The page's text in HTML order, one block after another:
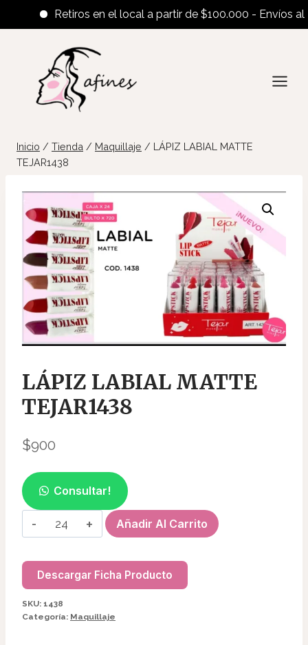
Retiros en el local a partir de $100.000 - Envíos al
contenido
Inicio / Tienda / Maquillaje / LÁPIZ LABIAL MATTE
TEJAR1438
LÁPIZ LABIAL MATTE
TEJAR1438
$900
Consultar!
LÁPIZ
LABIAL
TEJAR1438
cantidad
Añadir Al Carrito
Descargar Ficha Producto
SKU: 1438
Categoría: Maquillaje